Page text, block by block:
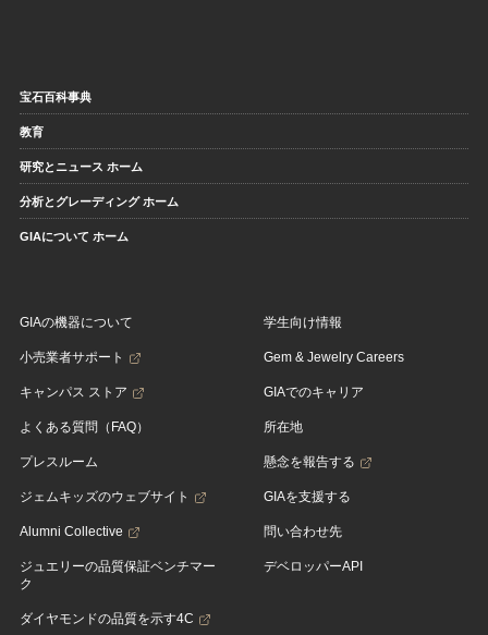
宝石百科事典
教育
研究とニュース ホーム
分析とグレーディング ホーム
GIAについて ホーム
GIAの機器について
小売業者サポート
キャンパス ストア
よくある質問（FAQ）
プレスルーム
ジェムキッズのウェブサイト
Alumni Collective
ジュエリーの品質保証ベンチマー
ク
ダイヤモンドの品質を示す4C
学生向け情報
Gem & Jewelry Careers
GIAでのキャリア
所在地
懸念を報告する
GIAを支援する
問い合わせ先
デベロッパーAPI